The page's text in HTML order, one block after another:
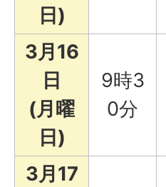
日)
3月16
日
(月曜
日)
9時3
0分
3月17